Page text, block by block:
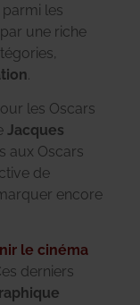
les
une riche
les Oscars
Jacques
aux Oscars
de
encore
le cinéma
derniers